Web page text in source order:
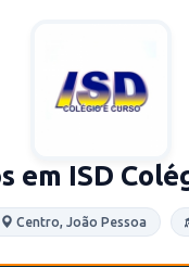
em ISD
Centro, João Pessoa